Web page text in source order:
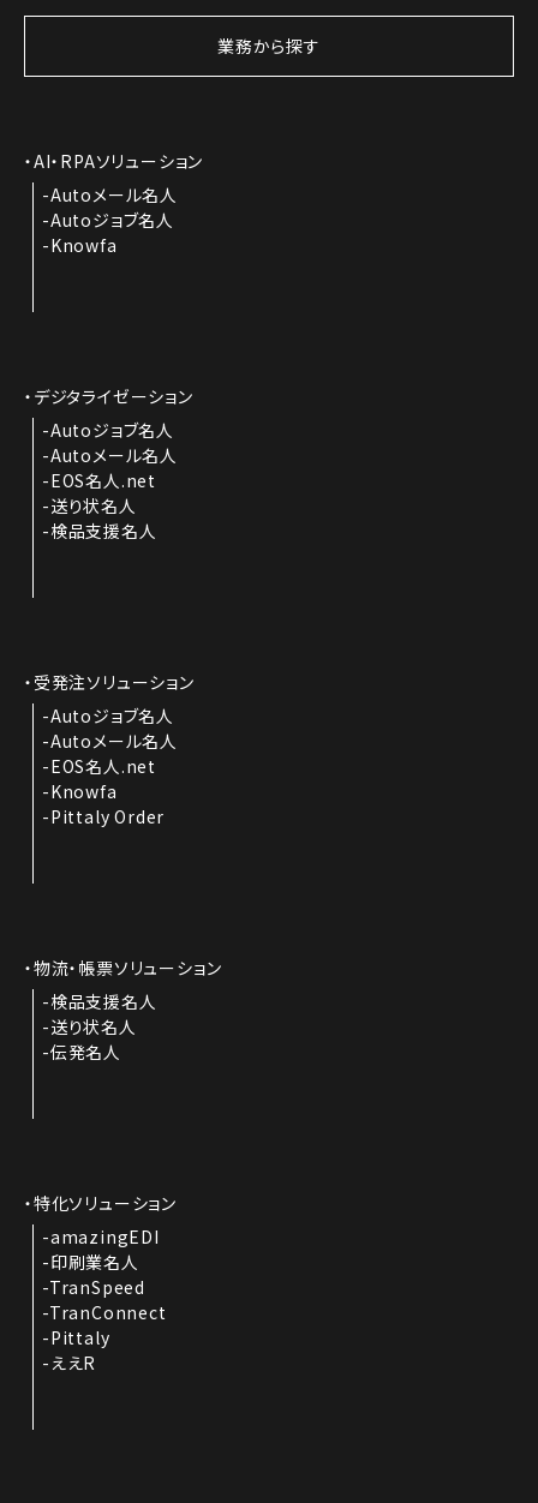
業務から探す
AI・RPAソリューション
Autoメール名人
Autoジョブ名人
Knowfa
デジタライゼーション
Autoジョブ名人
Autoメール名人
EOS名人.net
送り状名人
検品支援名人
受発注ソリューション
Autoジョブ名人
Autoメール名人
EOS名人.net
Knowfa
Pittaly Order
物流・帳票ソリューション
検品支援名人
送り状名人
伝発名人
特化ソリューション
amazingEDI
印刷業名人
TranSpeed
TranConnect
Pittaly
ええR